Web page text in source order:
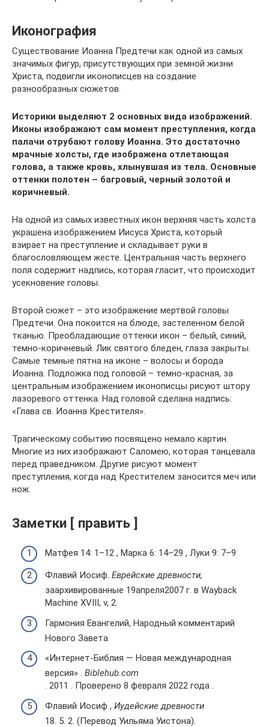
Иконография
Существование Иоанна Предтечи как одной из самых
значимых фигур, присутствующих при земной жизни
Христа, подвигли иконописцев на создание
разнообразных сюжетов.
Историки выделяют 2 основных вида изображений.
Иконы изображают сам момент преступления, когда
палачи отрубают голову Иоанна. Это достаточно
мрачные холсты, где изображена отлетающая
голова, а также кровь, хлынувшая из тела. Основные
оттенки полотен – багровый, черный золотой и
коричневый.
На одной из самых известных икон верхняя часть холста
украшена изображением Иисуса Христа, который
взирает на преступление и складывает руки в
благословляющем жесте. Центральная часть верхнего
поля содержит надпись, которая гласит, что происходит
усекновение головы.
Второй сюжет – это изображение мертвой головы
Предтечи. Она покоится на блюде, застеленном белой
тканью. Преобладающие оттенки икон – белый, синий,
темно-коричневый. Лик святого бледен, глаза закрыты.
Самые темные пятна на иконе – волосы и борода
Иоанна. Подложка под головой – темно-красная, за
центральным изображением иконописцы рисуют штору
лазоревого оттенка. Над головой сделана надпись:
«Глава св. Иоанна Крестителя».
Трагическому событию посвящено немало картин.
Многие из них изображают Саломею, которая танцевала
перед праведником. Другие рисуют момент
преступления, когда над Крестителем заносится меч или
нож.
Заметки [ править ]
Матфея 14: 1–12 , Марка 6: 14–29 , Луки 9: 7–9
Флавий Иосиф. Еврейские древности,
заархивированные 19апреля2007 г. в Wayback
Machine XVIII, v, 2.
Гармония Евангелий, Народный комментарий
Нового Завета
«Интернет-Библия — Новая международная
версия» . Biblehub.com
. 2011 . Проверено 8 февраля 2022 года .
Флавий Иосиф , Иудейские древности
18. 5. 2. (Перевод Уильяма Уистона).